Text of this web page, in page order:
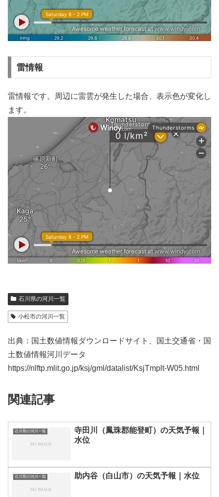
雷情報
雷情報です。周辺に雷雲が発生した場合、表示色が変化し
ます。
石川県の河川一覧
小松市の河川一覧
出典：国土数値情報ダウンロードサイト、国土交通省・国
土数値情報河川データ
https://nlftp.mlit.go.jp/ksj/gml/datalist/KsjTmplt-W05.html
関連記事
石川県の河川一覧
寺田川（鳳珠郡能登町）の天気予報｜
水位
石川県の河川一覧 助内谷（白山市）の天気予報｜水位